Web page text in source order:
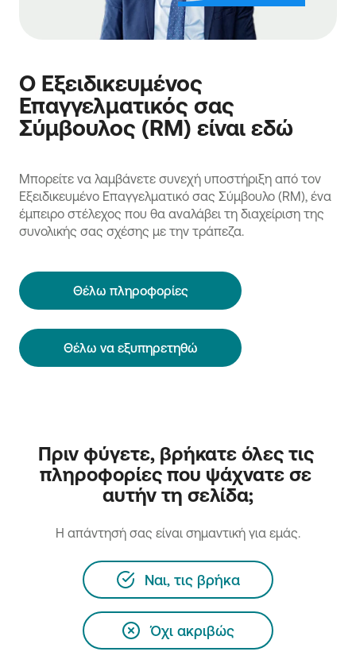
Ο Εξειδικευμένος
Επαγγελματικός σας
Σύμβουλος (RM) είναι εδώ
Μπορείτε να λαμβάνετε συνεχή υποστήριξη από τον
Εξειδικευμένο Επαγγελματικό σας Σύμβουλο (RM), ένα
έμπειρο στέλεχος που θα αναλάβει τη διαχείριση της
συνολικής σας σχέσης με την τράπεζα.
Θέλω πληροφορίες
Θέλω να εξυπηρετηθώ
Πριν φύγετε, βρήκατε όλες τις
πληροφορίες που ψάχνατε σε
αυτήν τη σελίδα;
H απάντησή σας είναι σημαντική για εμάς.
Ναι, τις βρήκα
Όχι ακριβώς